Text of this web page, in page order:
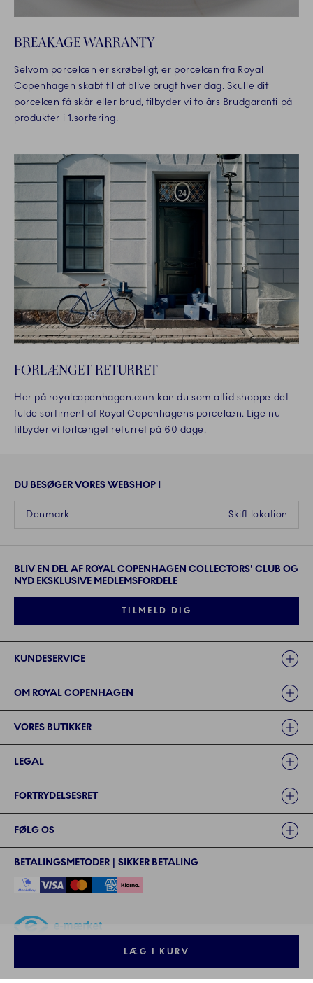
LÆG I KURV
BREAKAGE WARRANTY
Selvom porcelæn er skrøbeligt, er porcelæn fra Royal
Copenhagen skabt til at blive brugt hver dag. Skulle dit
porcelæn få skår eller brud, tilbyder vi to års Brudgaranti på
produkter i 1.sortering.
FORLÆNGET RETURRET
Her på royalcopenhagen.com kan du som altid shoppe det
fulde sortiment af Royal Copenhagens porcelæn. Lige nu
tilbyder vi forlænget returret på 60 dage.
DU BESØGER VORES WEBSHOP I
Skift lokation
Denmark
BLIV EN DEL AF ROYAL COPENHAGEN COLLECTORS' CLUB OG
NYD EKSKLUSIVE MEDLEMSFORDELE
TILMELD DIG
KUNDESERVICE
OM ROYAL COPENHAGEN
VORES BUTIKKER
LEGAL
FORTRYDELSESRET
FØLG OS
BETALINGSMETODER | SIKKER BETALING
©2024 ROYAL COPENHAGEN - - Fiskars Denmark (Vita) A/S
©2024 ROYAL COPENHAGEN - Fiskars Denmark (Vita) A/S - CVR: 26
57 35 72